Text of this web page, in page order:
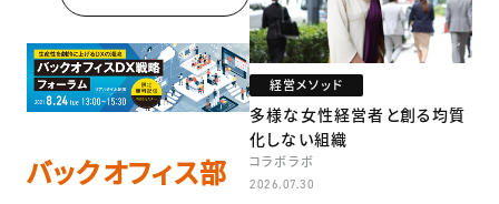
バックオフィス部
経営メソッド
多様な女性経営者と創る均質
化しない組織
コラボラボ
2026.07.30